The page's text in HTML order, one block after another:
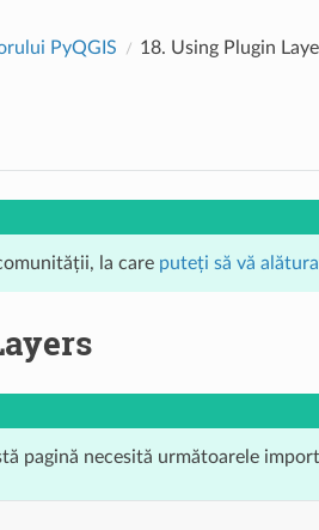
PyQGIS 18. Using Plugin
la care puteți să vă
pagină necesită următoarele